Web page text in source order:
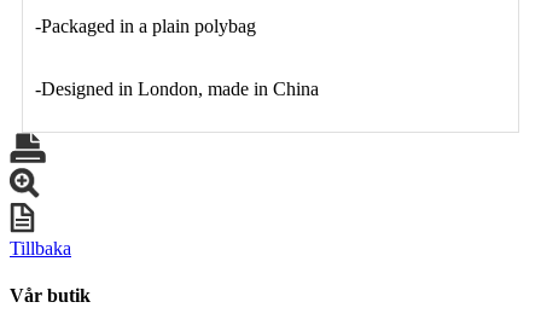
-Packaged in a plain polybag
-Designed in London, made in China
Tillbaka
Vår butik